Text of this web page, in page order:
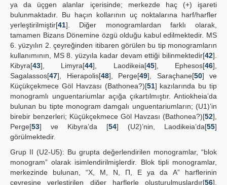
ya da üçgen alanlar içerisinde; merkezde haç (+) işareti
bulunmaktadır. Bu haçın kollarının uç noktalarına harf/harfler
yerleştirilmiştir[41]. Diğer monogramlardan farklı olarak,
tamamen Bizans Dönemine özgü olduğu kabul edilmektedir. MS
6. yüzyılın 2. çeyreğinden itibaren görülen bu tip monogramların
kullanımının, MS 8. yüzyıla kadar devam ettiği bilinmektedir[42].
Kibyra[43], Limyra[44], Laodikeia[45], Ephesos[46],
Sagalassos[47], Hierapolis[48], Perge[49], Saraçhane[50] ve
Küçükçekmece Göl Havzası (Bathonea?)[51] kazılarında bu tip
monogramlı unguentariumlar açığa çıkartılmıştır. Antiokheia’da
bulunan bu tipte monogram damgalı unguentariumların; (U1)’in
birebir benzerleri; Küçükçekmece Göl Havzası (Bathonea?)[52],
Perge[53] ve Kibyra’da [54] (U2)’nin, Laodikeia’da[55]
görülmektedir.
Grup II (U2-U5): Bu grupta değerlendirilen monogramlar, “blok
monogram” olarak isimlendirilmişlerdir. Blok tipli monogramlar,
merkezinde bulunan, “Χ, Μ, Ν, Π, Ε ya da Α” harflerinin
çevresine yerleştirilen diğer harflerle oluşturulmuşlardır[56].